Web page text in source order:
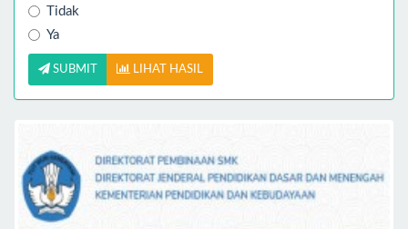
Tidak
Ya
SUBMIT LIHAT HASIL